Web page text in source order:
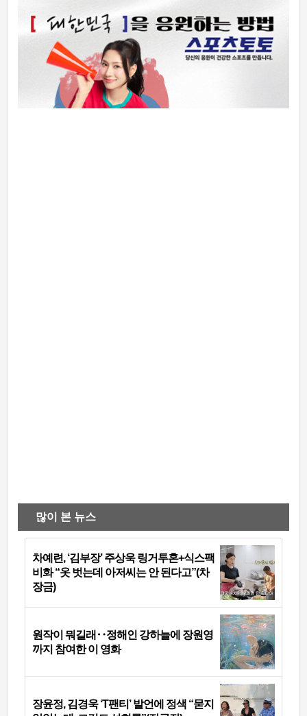
많이 본 뉴스
차예련, ‘김부장’ 주상욱 링거투혼+식스팩
비화 “옷 벗는데 아저씨는 안 된다고”(차
장금)
원작이 뭐길래‥정해인 강하늘에 장원영
까지 참여한 이 영화
장윤정, 김경욱 ‘T팬티’ 발언에 정색 “묻지